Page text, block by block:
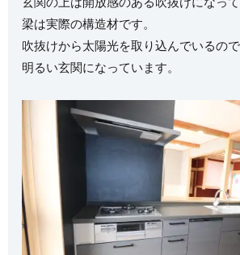
梁は実際の構造材です。
吹抜けから太陽光を取り込んでいるので
明るい玄関になっています。